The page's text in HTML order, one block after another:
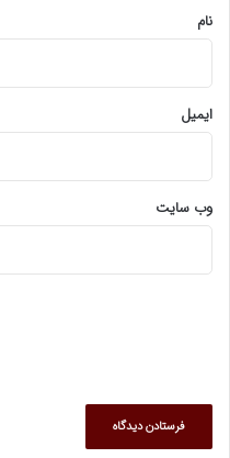
نام
ایمیل
وب‌ سایت